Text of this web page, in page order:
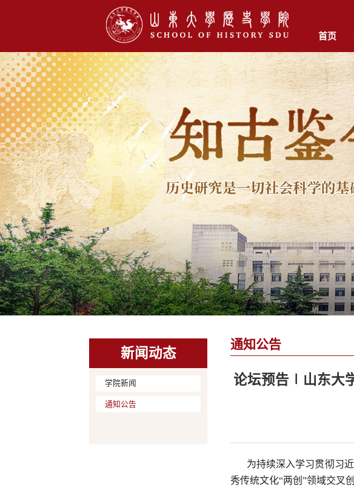
首页
新闻动态
学院新闻
通知公告
通知公告
论坛预告∣山东大
为持续深入学习贯彻习
秀传统文化“两创”领域交叉